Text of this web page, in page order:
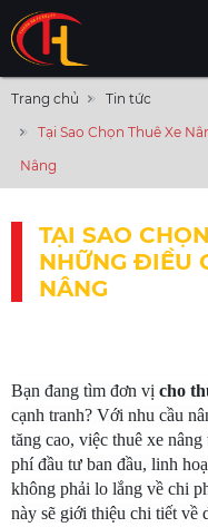
Trang chủ
Tin tức
Tại Sao Chọn Thuê Xe
Nâng
TẠI SAO
NHỮNG ĐIỀU
NÂNG
Bạn đang tìm đơn vị cho
cạnh tranh? Với nhu cầu
tăng cao, việc thuê xe
phí đầu tư ban đầu, linh
không phải lo lắng về chi
này sẽ giới thiệu chi tiết về